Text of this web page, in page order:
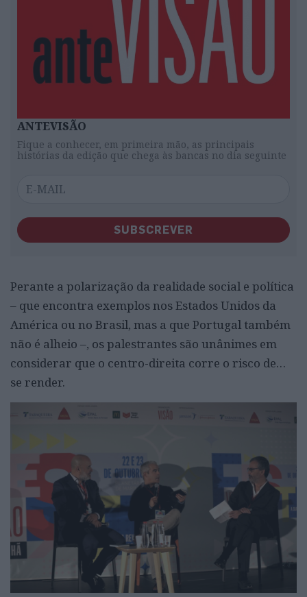
ANTEVISÃO
Fique a conhecer, em primeira mão, as principais
histórias da edição que chega às bancas no dia seguinte
SUBSCREVER
Perante a polarização da realidade social e política
– que encontra exemplos nos Estados Unidos da
América ou no Brasil, mas a que Portugal também
não é alheio –, os palestrantes são unânimes em
considerar que o centro-direita corre o risco de…
se render.